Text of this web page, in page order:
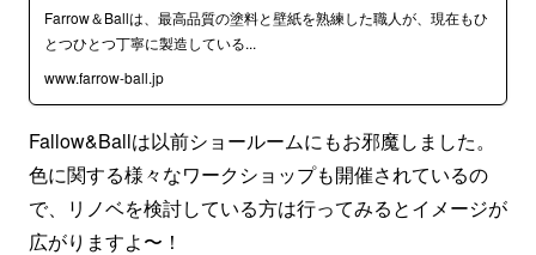
Farrow＆Ballは、最高品質の塗料と壁紙を熟練した職人が、現在もひ
とつひとつ丁寧に製造している...
www.farrow-ball.jp
Fallow&Ballは以前ショールームにもお邪魔しました。
色に関する様々なワークショップも開催されているの
で、リノベを検討している方は行ってみるとイメージが
広がりますよ〜！